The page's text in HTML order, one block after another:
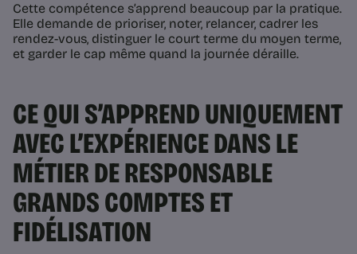
Cette compétence s’apprend beaucoup par la pratique.
Elle demande de prioriser, noter, relancer, cadrer les
rendez-vous, distinguer le court terme du moyen terme,
et garder le cap même quand la journée déraille.
CE QUI S’APPREND UNIQUEMENT
AVEC L’EXPÉRIENCE DANS LE
MÉTIER DE RESPONSABLE
GRANDS COMPTES ET
FIDÉLISATION